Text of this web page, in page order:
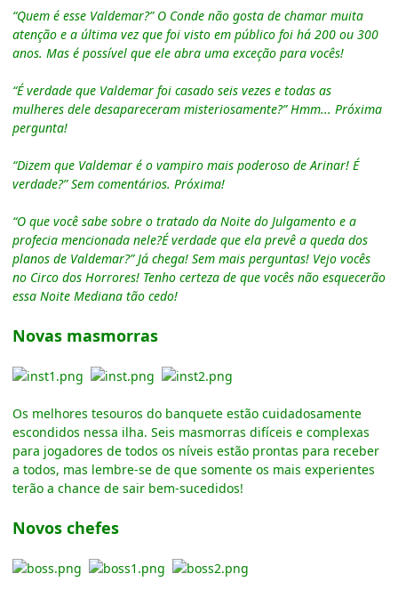
“Quem é esse Valdemar?” O Conde não gosta de chamar muita
atenção e a última vez que foi visto em público foi há 200 ou 300
anos. Mas é possível que ele abra uma exceção para vocês!
“É verdade que Valdemar foi casado seis vezes e todas as
mulheres dele desapareceram misteriosamente?” Hmm... Próxima
pergunta!
“Dizem que Valdemar é o vampiro mais poderoso de Arinar! É
verdade?” Sem comentários. Próxima!
“O que você sabe sobre o tratado da Noite do Julgamento e a
profecia mencionada nele?É verdade que ela prevê a queda dos
planos de Valdemar?” Já chega! Sem mais perguntas! Vejo vocês
no Circo dos Horrores! Tenho certeza de que vocês não esquecerão
essa Noite Mediana tão cedo!
Novas masmorras
Os melhores tesouros do banquete estão cuidadosamente
escondidos nessa ilha. Seis masmorras difíceis e complexas
para jogadores de todos os níveis estão prontas para receber
a todos, mas lembre-se de que somente os mais experientes
terão a chance de sair bem-sucedidos!
Novos chefes